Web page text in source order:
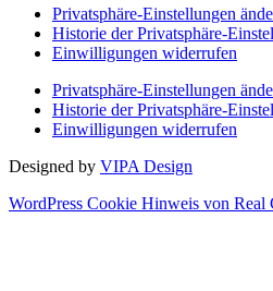
Privatsphäre-Einstellungen
Historie der Privatsphäre-
Einwilligungen widerrufen
Privatsphäre-Einstellungen
Historie der Privatsphäre-
Einwilligungen widerrufen
Designed by VIPA Design
WordPress Cookie Hinweis von Real